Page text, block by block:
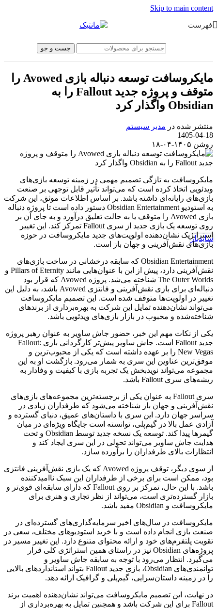
Skip to main content
فهرست
جست و جو
مایکروسافت توسعه دنباله بازی Avowed را
متوقف و پروژه جدید Fallout را به
Obsidian واگذار کرد
منتشر شده در مدیر سیستم
1405-04-18
روشن ۱۴۰۵-۰۴-۱۸
مایکروسافت به تازگی تصمیم مهمی در زمینه توسعه بازی‌های
ویدئویی اتخاذ کرده است که می‌تواند تأثیر قابل توجهی بر صنعت
بازی‌های رایانه‌ای داشته باشد. بر اساس اطلاعات موثق، این شرکت
به استودیو Obsidian Entertainment دستور داده است تا پروژه دنباله
بازی Avowed را متوقف یا به حالت تعلیق درآورد و به جای آن بر
روی توسعه یک بازی جدید از سری Fallout تمرکز کند. این تغییر
استراتژیک نشان‌دهنده اولویت‌های جدید مایکروسافت در حوزه
بازی‌های نقش‌آفرینی و جهان باز است.
Obsidian Entertainment که سابقه درخشانی در ساخت بازی‌های
نقش‌آفرینی دارد، پیش از این با عنوان‌هایی مانند Pillars of Eternity و
The Outer Worlds شناخته می‌شد. پروژه Avowed که قرار بود
دنباله‌ای برای بازی نقش‌آفرینی و فانتزی Avowed باشد، به دلیل این
تغییر در اولویت‌ها متوقف شده است. این تصمیم مایکروسافت
می‌تواند نشان‌دهنده تمایل این شرکت به بهره‌برداری از برندهای
شناخته‌شده و محبوب در بازار بازی‌های ویدئویی باشد.
یکی از نکات مهم این خبر، حضور جاش ساویر به عنوان رهبر پروژه
جدید Fallout است. جاش ساویر پیش‌تر کارگردانی بازی Fallout:
New Vegas را بر عهده داشته است که یکی از محبوب‌ترین و
موفق‌ترین عناوین این سری به شمار می‌رود. بازگشت او به این
مجموعه می‌تواند نویدبخش یک تجربه بازی با کیفیت و وفادار به
ریشه‌های سری Fallout باشد.
سری Fallout به عنوان یکی از برجسته‌ترین مجموعه‌های بازی‌های
نقش‌آفرینی و جهان باز شناخته می‌شود که طرفداران زیادی در
سراسر جهان دارد. این سری با داستان‌های عمیق، دنیای گسترده و
آزادی عمل بالا در گیم‌پلی، توانسته است جایگاه ویژه‌ای در میان
گیمرها پیدا کند. توسعه یک نسخه جدید توسط Obsidian و تحت
هدایت جاش ساویر می‌تواند تحولی در این سری ایجاد کند و
انتظارات بالای طرفداران را برآورده سازد.
از سوی دیگر، توقف پروژه Avowed که یک بازی نقش‌آفرینی فانتزی
بود، ممکن است برای برخی از طرفداران این سبک ناامیدکننده
باشد. با این حال، تمرکز بر روی Fallout که دارای سابقه‌ای قوی‌تر و
بازار گسترده‌تری است، می‌تواند از نظر تجاری و هنری برای
مایکروسافت و Obsidian مفید باشد.
مایکروسافت در سال‌های اخیر سرمایه‌گذاری‌های گسترده‌ای در
صنعت بازی انجام داده است و با خرید استودیوهای مختلف، سعی در
تقویت پلتفرم‌های خود و ارائه محتوای متنوع دارد. این تغییر مسیر در
پروژه‌های Obsidian نیز در راستای همین استراتژی کلی قرار
می‌گیرد. انتظار می‌رود با توجه به سابقه جاش ساویر و
توانمندی‌های Obsidian، بازی جدید Fallout بتواند استانداردهای بالایی
را در زمینه داستان‌سرایی، گیم‌پلی و گرافیک ارائه دهد.
در نهایت، این تصمیم مایکروسافت می‌تواند نشان‌دهنده اهمیت برند
Fallout برای این شرکت باشد و همچنین تمایل به بهره‌برداری از
سایدبار